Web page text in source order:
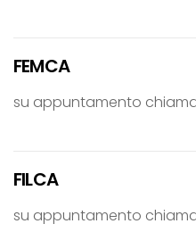
FEMCA
su appuntamento
FILCA
su appuntamento